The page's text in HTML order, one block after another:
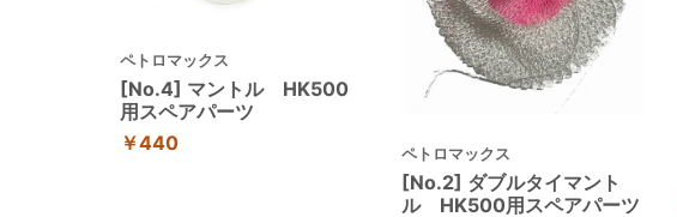
ペトロマックス
[No.4] マントル HK500
用スペアパーツ
￥440
ペトロマックス
[No.2] ダブルタイマント
ル HK500用スペアパーツ